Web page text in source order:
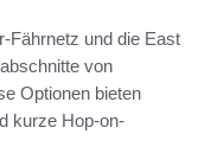
Fährnetz und die East
von
Optionen bieten
kurze Hop-on-